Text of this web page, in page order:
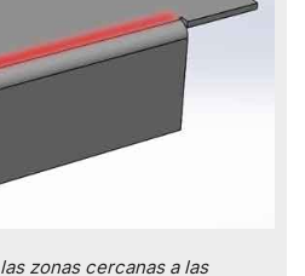
zonas cercanas a las